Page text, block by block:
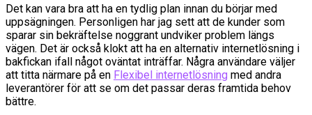
Det kan vara bra att ha en tydlig plan innan du börjar med
uppsägningen. Personligen har jag sett att de kunder som
sparar sin bekräftelse noggrant undviker problem längs
vägen. Det är också klokt att ha en alternativ internetlösning i
bakfickan ifall något oväntat inträffar. Några användare väljer
att titta närmare på en Flexibel internetlösning med andra
leverantörer för att se om det passar deras framtida behov
bättre.